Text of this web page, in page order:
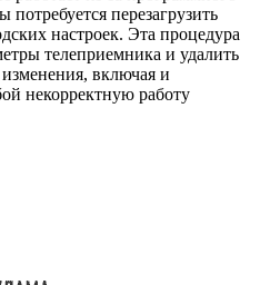
перезагрузить
настроек. Эта процедура
телеприемника и удалить
включая и
некорректную работу